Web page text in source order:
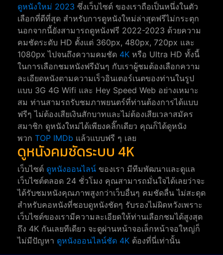
ดูหนังใหม่ 2023 ซึ่งเว็บไซต์ ของเราถือเป็นหนึ่งในตัว
เลือกที่ดีที่สุด สำหรับการดูหนังใหม่ล่าสุดฟรีไม่กระตุก
นอกจากนี้ยังสามารถดูหนังฟรี 2022-2023 ด้วยความ
คมชัดระดับ HD ตั้งแต่ 360px, 480px, 720px และ
1080px ไปจนถึงความคมชัด 4K หรือ Ultra HD ทั้งนี้
ในการเลือกชมหนังฟรีมันๆ กับเราผู้ชมต้องเลือกความ
ละเอียดหนังตามความเร็วอินเตอร์เนตของท่านในรูป
แบบ 3G 4G Wifi และ Hey Speed Web อย่างเหมาะ
สม ท่านสามรถรับชมภาพยนตร์ที่ท่านต้องการได้แบบ
ฟรีๆ ไม่ต้องเสียเงินสักบาทและไม่ต้องเสียเวลาสมัคร
สมาชิก ดูหนังใหม่ได้เพียงคลิ๊กเดียว คุณก็ได้ดูหนัง
พวก TOP IMDb แล้วแบบฟรี ๆ เลย
ดูหนังคมชัดระบบ 4K
เว็บไซต์ ดูหนังออนไลน์ ของเรา มีทีมพัฒนาและดูแล
เว็บไซต์ตลอด 24 ชั่วโมง คุณสามารถมั่นใจได้เลยว่าจะ
ได้รับชมหนังคุณภาพสูงกว่าเว็บอื่นๆ คมชัดลื่น ไม่สะดุด
สำหรับคอหนังที่ชอบดูหนังชัดๆ รับรองไม่ผิดหวังเพราะ
เว็บไซต์ของเรามีความละเอียดให้ท่านเลือกชมได้สูงสุด
ถึง 4K กันเลยทีเดียว จะดูผ่านหน้าจอเล็กหน้าจอใหญ่ก็
ไม่มีปัญหา ดูหนังออนไลน์ชัด 4K ต้องที่นี่เท่านั้น